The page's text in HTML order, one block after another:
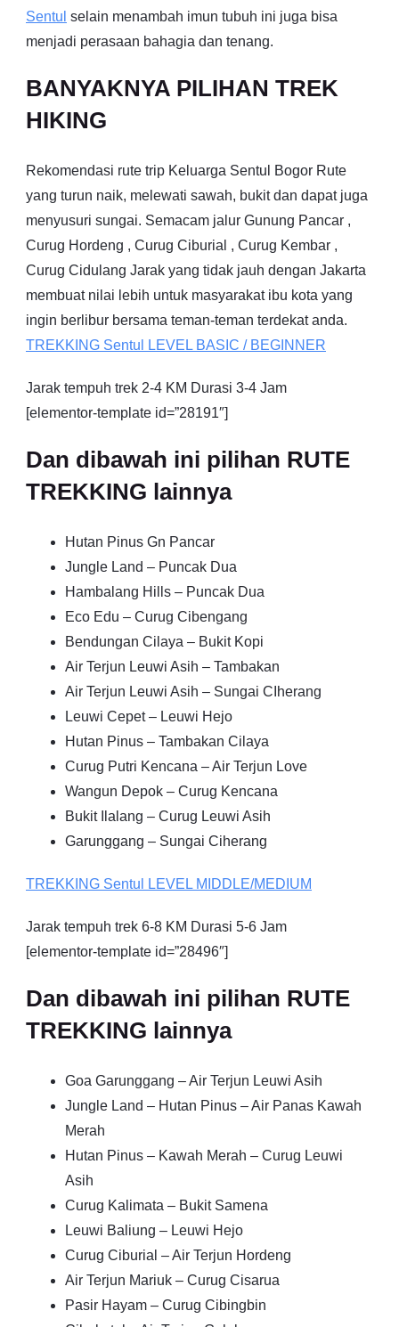
Sentul selain menambah imun tubuh ini juga bisa
menjadi perasaan bahagia dan tenang.
BANYAKNYA PILIHAN TREK
HIKING
Rekomendasi rute trip Keluarga Sentul Bogor Rute
yang turun naik, melewati sawah, bukit dan dapat juga
menyusuri sungai. Semacam jalur Gunung Pancar ,
Curug Hordeng , Curug Ciburial , Curug Kembar ,
Curug Cidulang Jarak yang tidak jauh dengan Jakarta
membuat nilai lebih untuk masyarakat ibu kota yang
ingin berlibur bersama teman-teman terdekat anda.
TREKKING Sentul LEVEL BASIC / BEGINNER
Jarak tempuh trek 2-4 KM Durasi 3-4 Jam
[elementor-template id=”28191″]
Dan dibawah ini pilihan RUTE
TREKKING lainnya
Hutan Pinus Gn Pancar
Jungle Land – Puncak Dua
Hambalang Hills – Puncak Dua
Eco Edu – Curug Cibengang
Bendungan Cilaya – Bukit Kopi
Air Terjun Leuwi Asih – Tambakan
Air Terjun Leuwi Asih – Sungai CIherang
Leuwi Cepet – Leuwi Hejo
Hutan Pinus – Tambakan Cilaya
Curug Putri Kencana – Air Terjun Love
Wangun Depok – Curug Kencana
Bukit Ilalang – Curug Leuwi Asih
Garunggang – Sungai Ciherang
TREKKING Sentul LEVEL MIDDLE/MEDIUM
Jarak tempuh trek 6-8 KM Durasi 5-6 Jam
[elementor-template id=”28496″]
Dan dibawah ini pilihan RUTE
TREKKING lainnya
Goa Garunggang – Air Terjun Leuwi Asih
Jungle Land – Hutan Pinus – Air Panas Kawah
Merah
Hutan Pinus – Kawah Merah – Curug Leuwi
Asih
Curug Kalimata – Bukit Samena
Leuwi Baliung – Leuwi Hejo
Curug Ciburial – Air Terjun Hordeng
Air Terjun Mariuk – Curug Cisarua
Pasir Hayam – Curug Cibingbin